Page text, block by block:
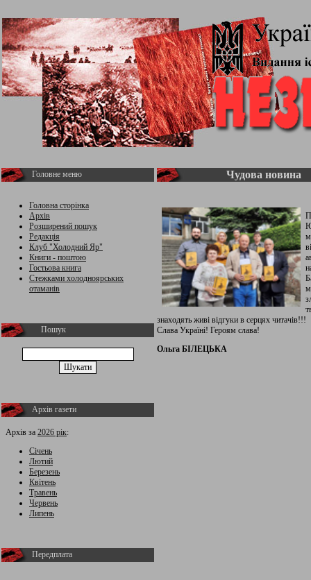
Головне меню
Головна сторінка
Архів
Розширений пошук
Редакція
Клуб "Холодний Яр"
Книги - поштою
Гостьова книга
Стежками холодноярських
отаманів
Пошук
Архів газети
Архів за 2026 рік:
Січень
Лютий
Березень
Квітень
Травень
Червень
Липень
Передплата
Чудова новина
знаходять живі відгуки в серцях читачів!!!
Слава Україні! Героям слава!
Ольга БІЛЕЦЬКА